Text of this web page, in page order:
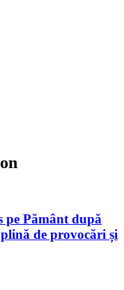
pe Pământ după
de provocări și